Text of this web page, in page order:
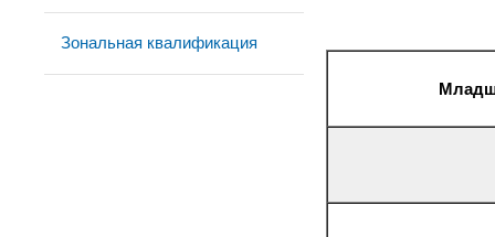
Зональная квалификация